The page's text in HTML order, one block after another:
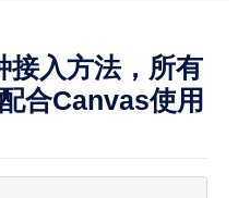
入方法，所有
合Canvas使用